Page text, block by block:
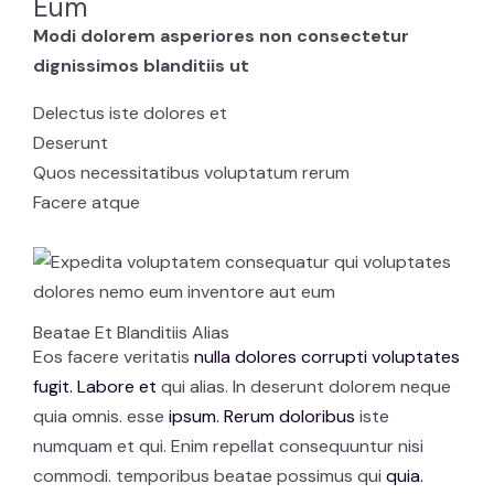
Eum
Modi dolorem asperiores non consectetur
dignissimos blanditiis ut
Delectus iste dolores et
Deserunt
Quos necessitatibus voluptatum rerum
Facere atque
Beatae Et Blanditiis Alias
Eos facere veritatis nulla dolores corrupti voluptates
fugit. Labore et qui alias. In deserunt dolorem neque
quia omnis. esse ipsum. Rerum doloribus iste
numquam et qui. Enim repellat consequuntur nisi
commodi. temporibus beatae possimus qui quia.